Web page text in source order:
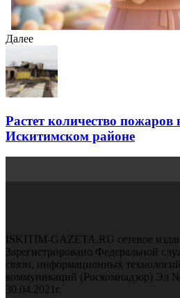
Далее
Растет количество пожаров
Искитимском районе
ISKITIM-GAZETA.RU сетевое
Зарегистрировано Федеральной
связи, информационных
коммуникаций (Роскомнадзор) Эл
30.04.2021г.